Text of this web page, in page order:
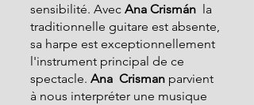
sensibilité. Avec Ana Crismán la
traditionnelle guitare est absente,
sa harpe est exceptionnellement
l'instrument principal de ce
spectacle. Ana  Crisman parvient
à nous interpréter une musique